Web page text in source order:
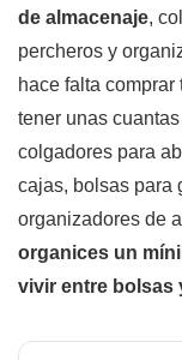
de almacenaje,
percheros y
hace falta
tener unas
colgadores para
cajas, bolsas para
organizadores de
organices un
vivir entre bolsas